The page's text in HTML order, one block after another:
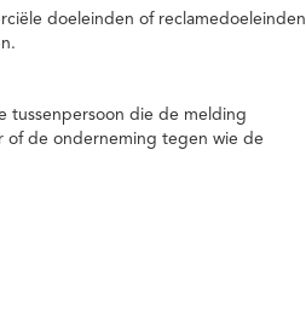
doeleinden of reclamedoeleinden
tussenpersoon die de melding
of de onderneming tegen wie de